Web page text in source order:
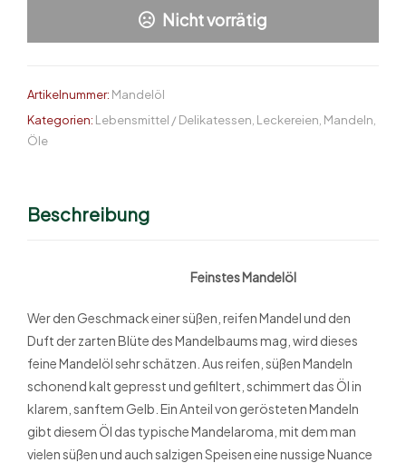
Nicht vorrätig
Artikelnummer: Mandelöl
Kategorien: Lebensmittel / Delikatessen Leckereien Mandeln
Öle
Beschreibung
Feinstes Mandelöl
Wer den Geschmack einer süßen, reifen Mandel und den
Duft der zarten Blüte des Mandelbaums mag, wird dieses
feine Mandelöl sehr schätzen. Aus reifen, süßen Mandeln
schonend kalt gepresst und gefiltert, schimmert das Öl in
klarem, sanftem Gelb. Ein Anteil von gerösteten Mandeln
gibt diesem Öl das typische Mandelaroma, mit dem man
vielen süßen und auch salzigen Speisen eine nussige Nuance